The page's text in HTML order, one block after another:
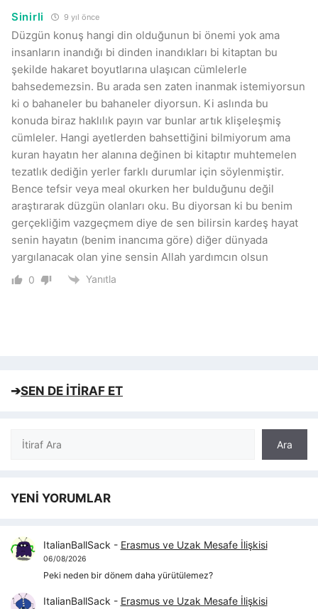
Sinirli 9 yıl önce
Düzgün konuş hangi din olduğunun bi önemi yok ama
insanların inandığı bi dinden inandıkları bi kitaptan bu
şekilde hakaret boyutlarına ulaşıcan cümlelerle
bahsedemezsin. Bu arada sen zaten inanmak istemiyorsun
ki o bahaneler bu bahaneler diyorsun. Ki aslında bu
konuda biraz haklılık payın var bunlar artık klişeleşmiş
cümleler. Hangi ayetlerden bahsettiğini bilmiyorum ama
kuran hayatın her alanına değinen bi kitaptır muhtemelen
tezatlık dediğin yerler farklı durumlar için söylenmiştir.
Bence tefsir veya meal okurken her bulduğunu değil
araştırarak düzgün olanları oku. Bu diyorsan ki bu benim
gerçekliğim vazgeçmem diye de sen bilirsin kardeş hayat
senin hayatın (benim inancıma göre) diğer dünyada
yargılanacak olan yine sensin Allah yardımcın olsun
0 Yanıtla
➔SEN DE İTİRAF ET
Ara
Ara
YENİ YORUMLAR
ItalianBallSack - Erasmus ve Uzak Mesafe İlişkisi
06/08/2026
Peki neden bir dönem daha yürütülemez?
ItalianBallSack - Erasmus ve Uzak Mesafe İlişkisi